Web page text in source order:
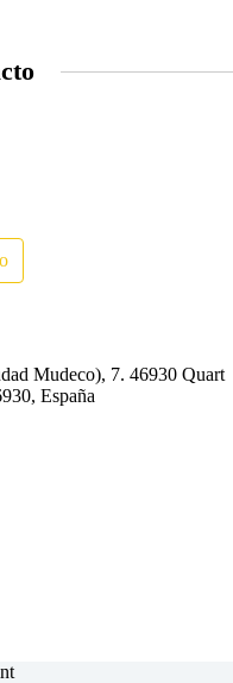
Mudeco), 7. 46930 Quart
España